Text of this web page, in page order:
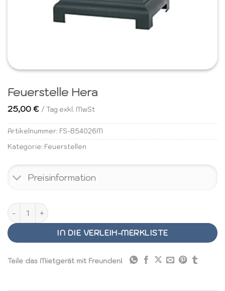
Feuerstelle Hera
25,00 € / Tag exkl. MwSt
Artikelnummer: FS-B54026M
Kategorie: Feuerstellen
Preisinformation
Feuerstelle Hera Menge
IN DIE VERLEIH-MERKLISTE
Teile das Mietgerät mit Freunden!